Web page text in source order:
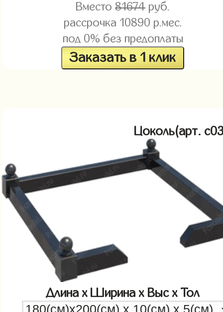
Вместо81674руб.
рассрочка 10890 р.мес.
под 0% без предоплаты
Заказать в 1 клик
Цоколь(арт.
Длина x Ширина x Выс x Тол